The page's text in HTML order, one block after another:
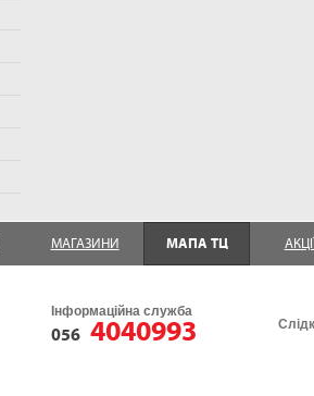
МАГАЗИНИ МАПА ТЦ
Інформаційна служба
056 4040993